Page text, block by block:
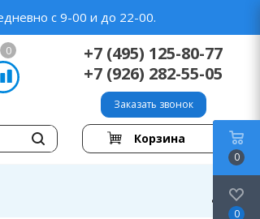
с 9-00 и до 22-00.
0
+7 (495) 125-80-77
+7 (926) 282-55-05
Заказать звонок
Корзина
0
0